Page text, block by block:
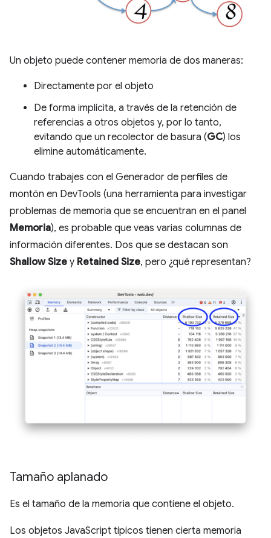
Un objeto puede contener memoria de dos maneras:
Directamente por el objeto
De forma implícita, a través de la retención de
referencias a otros objetos y, por lo tanto,
evitando que un recolector de basura (GC) los
elimine automáticamente.
Cuando trabajes con el Generador de perfiles de
montón en DevTools (una herramienta para investigar
problemas de memoria que se encuentran en el panel
Memoria), es probable que veas varias columnas de
información diferentes. Dos que se destacan son
Shallow Size y Retained Size, pero ¿qué representan?
Tamaño aplanado
Es el tamaño de la memoria que contiene el objeto.
Los objetos JavaScript típicos tienen cierta memoria